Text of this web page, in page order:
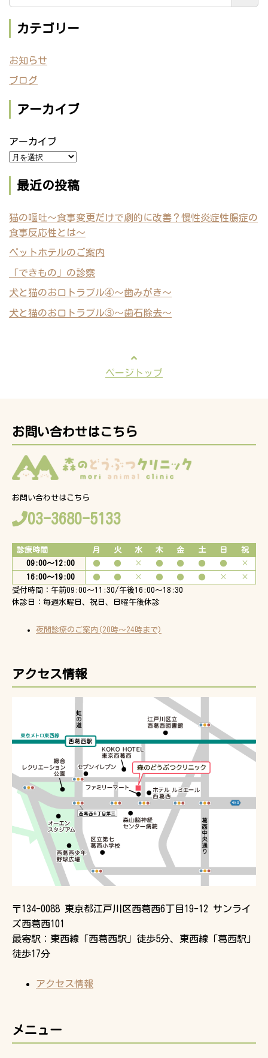
カテゴリー
お知らせ
ブログ
アーカイブ
アーカイブ
最近の投稿
猫の嘔吐～食事変更だけで劇的に改善？慢性炎症性腸症の
食事反応性とは～
ペットホテルのご案内
「できもの」の診察
犬と猫のお口トラブル④～歯みがき～
犬と猫のお口トラブル③～歯石除去～
ページトップ
お問い合わせはこちら
お問い合わせはこちら
03-3680-5133
診療時間 月 火 水 木 金 土 日
祝
09:00〜12:00
● ● × ● ● ● ●
×
16:00〜19:00
● ● × ● ● ● ×
×
受付時間：午前09:00～11:30/午後16:00～18:30
休診日：毎週水曜日、祝日、日曜午後休診
夜間診療のご案内(20時～24時まで)
アクセス情報
〒134-0088 東京都江戸川区西葛西6丁目19-12 サンライ
ズ西葛西101
最寄駅：東西線「西葛西駅」徒歩5分、東西線「葛西駅」
徒歩17分
アクセス情報
メニュー